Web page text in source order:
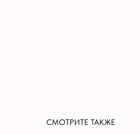
СМОТРИТЕ ТАКЖЕ